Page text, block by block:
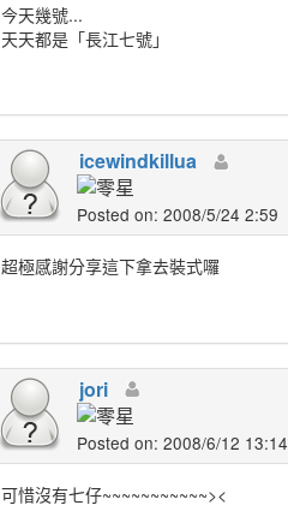
今天幾號...
天天都是「長江七號」
icewindkillua
Posted on: 2008/5/24 2:59
超極感謝分享這下拿去裝式囉
jori
Posted on: 2008/6/12 13:14
可惜沒有七仔~~~~~~~~~~~><